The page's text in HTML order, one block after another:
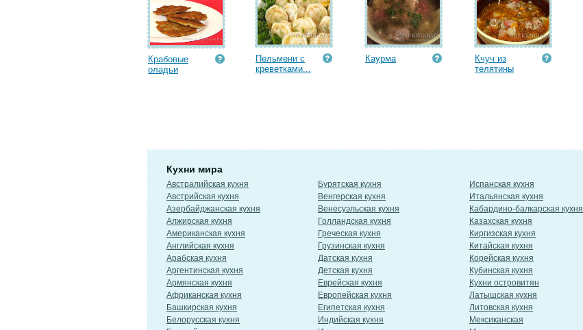
Крабовые
оладьи
Пельмени с
креветками...
Каурма
Кчуч из
телятины
Кухни мира
Австралийская кухня
Австрийская кухня
Азербайджанская кухня
Алжирская кухня
Американская кухня
Английская кухня
Арабская кухня
Аргентинская кухня
Армянская кухня
Африканская кухня
Башкирская кухня
Белорусская кухня
Бурятская кухня
Венгерская кухня
Венесуэльская кухня
Голландская кухня
Греческая кухня
Грузинская кухня
Датская кухня
Детская кухня
Еврейская кухня
Европейская кухня
Египетская кухня
Индийская кухня
Испанская кухня
Итальянская кухня
Кабардино-балкарская кухня
Казахская кухня
Киргизская кухня
Китайская кухня
Корейская кухня
Кубинская кухня
Кухни островитян
Латышская кухня
Литовская кухня
Мексиканская